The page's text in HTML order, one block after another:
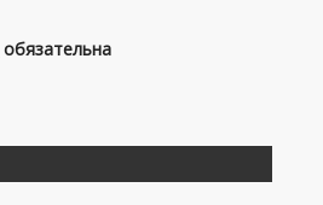
обязательна